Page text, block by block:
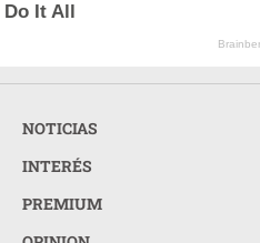
Do It All
NOTICIAS
INTERÉS
PREMIUM